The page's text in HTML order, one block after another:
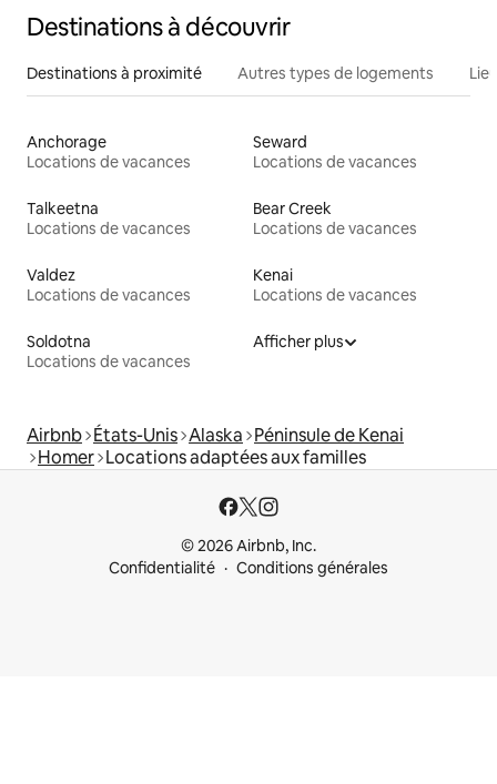
Destinations à découvrir
Destinations à proximité Autres types de logements
Anchorage
Locations de vacances
Seward
Locations de vacances
Talkeetna
Locations de vacances
Bear Creek
Locations de vacances
Valdez
Locations de vacances
Kenai
Locations de vacances
Soldotna
Locations de vacances
Afficher plus
Airbnb États-Unis Alaska Péninsule de Kenai
Homer Locations adaptées aux familles
© 2026 Airbnb, Inc.
Confidentialité
Conditions générales